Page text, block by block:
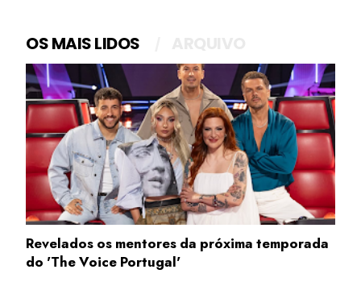
OS MAIS LIDOS
Revelados os mentores da próxima temporada
do 'The Voice Portugal'